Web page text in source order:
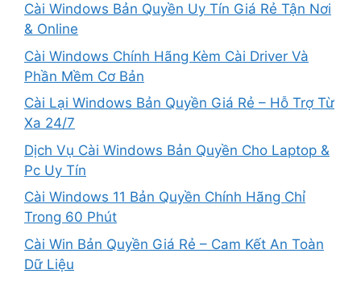
Cài Windows Bản Quyền Uy Tín Giá Rẻ Tận Nơi
& Online
Cài Windows Chính Hãng Kèm Cài Driver Và
Phần Mềm Cơ Bản
Cài Lại Windows Bản Quyền Giá Rẻ – Hỗ Trợ Từ
Xa 24/7
Dịch Vụ Cài Windows Bản Quyền Cho Laptop &
Pc Uy Tín
Cài Windows 11 Bản Quyền Chính Hãng Chỉ
Trong 60 Phút
Cài Win Bản Quyền Giá Rẻ – Cam Kết An Toàn
Dữ Liệu